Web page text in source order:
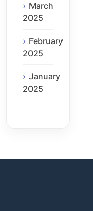
March
2025
February
2025
January
2025